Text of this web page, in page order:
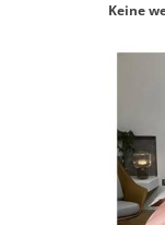
Keine